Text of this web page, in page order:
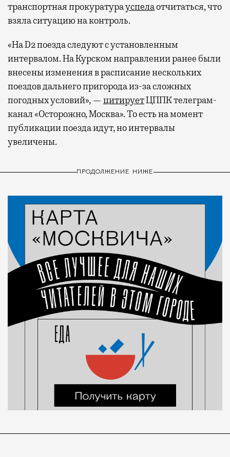
транспортная прокуратурауспелаотчитаться, что
взяла ситуацию на контроль.
«На D2 поезда следуют с установленным
интервалом. На Курском направлении ранее были
внесены изменения в расписание нескольких
поездов дальнего пригорода из-за сложных
погодных условий», — цитируетЦППК телеграм-
канал «Осторожно, Москва». То есть на момент
публикации поезда идут, но интервалы
увеличены.
ПРОДОЛЖЕНИЕ НИЖЕ